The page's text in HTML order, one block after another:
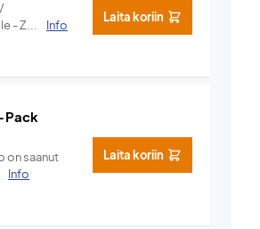
- Z...
Info
Laita koriin
Pack
on saanut
Info
Laita koriin